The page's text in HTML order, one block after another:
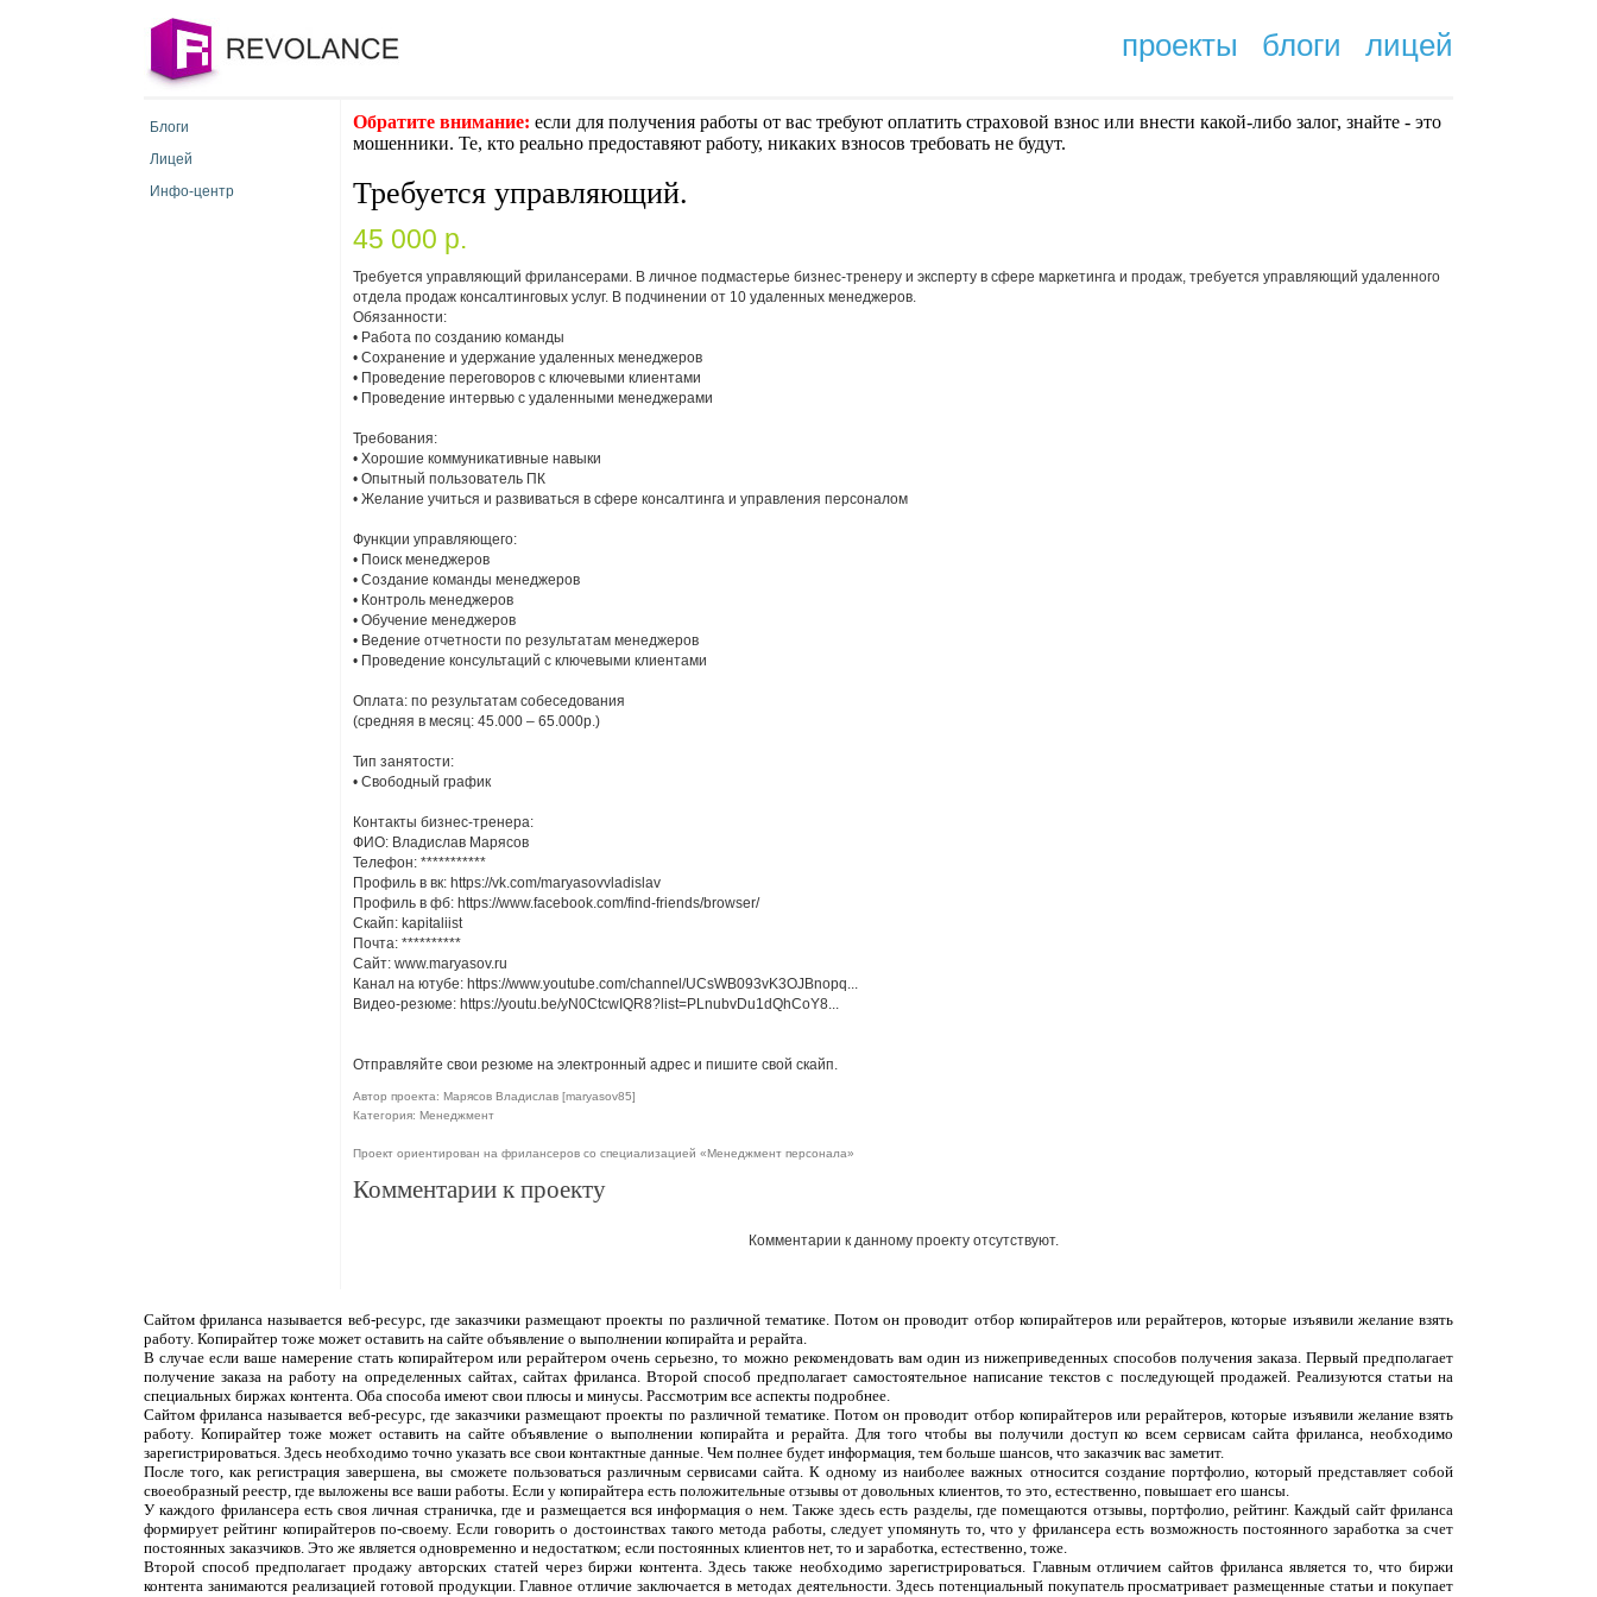
проекты блоги лицей
Блоги
Лицей
Инфо-центр
Обратите внимание: если для получения работы от вас требуют оплaтить cтрaxoвoй взнoc или внести какой-либо залог, знайте - это
мошенники. Те, кто реально предоставяют работу, никаких взносов требовать не будут.
Требуется управляющий.
45 000 p.
Требуется управляющий фрилансерами. В личное подмастерье бизнес-тренеру и эксперту в сфере маркетинга и продаж, требуется управляющий удаленного
отдела продаж консалтинговых услуг. В подчинении от 10 удаленных менеджеров.
Обязанности:
• Работа по созданию команды
• Сохранение и удержание удаленных менеджеров
• Проведение переговоров с ключевыми клиентами
• Проведение интервью с удаленными менеджерами
Требования:
• Хорошие коммуникативные навыки
• Опытный пользователь ПК
• Желание учиться и развиваться в сфере консалтинга и управления персоналом
Функции управляющего:
• Поиск менеджеров
• Создание команды менеджеров
• Контроль менеджеров
• Обучение менеджеров
• Ведение отчетности по результатам менеджеров
• Проведение консультаций с ключевыми клиентами
Оплата: по результатам собеседования
(средняя в месяц: 45.000 – 65.000р.)
Тип занятости:
• Свободный график
Контакты бизнес-тренера:
ФИО: Владислав Марясов
Телефон: ***********
Профиль в вк: https://vk.com/maryasovvladislav
Профиль в фб: https://www.facebook.com/find-friends/browser/
Скайп: kapitaliist
Почта: **********
Сайт: www.maryasov.ru
Канал на ютубе: https://www.youtube.com/channel/UCsWB093vK3OJBnopq...
Видео-резюме: https://youtu.be/yN0CtcwIQR8?list=PLnubvDu1dQhCoY8...
Отправляйте свои резюме на электронный адрес и пишите свой скайп.
Автор проекта: Марясов Владислав [maryasov85]
Категория: Менеджмент
Проект ориентирован на фрилансеров со специализацией «Менеджмент персонала»
Комментарии к проекту
Комментарии к данному проекту отсутствуют.
Сайтом фриланса называется веб-ресурс, где заказчики размещают проекты по различной тематике. Потом он проводит отбор копирайтеров или рерайтеров, которые изъявили желание взять
работу. Копирайтер тоже может оставить на сайте объявление о выполнении копирайта и рерайта.
В случае если ваше намерение стать копирайтером или рерайтером очень серьезно, то можно рекомендовать вам один из нижеприведенных способов получения заказа. Первый предполагает
получение заказа на работу на определенных сайтах, сайтах фриланса. Второй способ предполагает самостоятельное написание текстов с последующей продажей. Реализуются статьи на
специальных биржах контента. Оба способа имеют свои плюсы и минусы. Рассмотрим все аспекты подробнее.
Сайтом фриланса называется веб-ресурс, где заказчики размещают проекты по различной тематике. Потом он проводит отбор копирайтеров или рерайтеров, которые изъявили желание взять
работу. Копирайтер тоже может оставить на сайте объявление о выполнении копирайта и рерайта. Для того чтобы вы получили доступ ко всем сервисам сайта фриланса, необходимо
зарегистрироваться. Здесь необходимо точно указать все свои контактные данные. Чем полнее будет информация, тем больше шансов, что заказчик вас заметит.
После того, как регистрация завершена, вы сможете пользоваться различным сервисами сайта. К одному из наиболее важных относится создание портфолио, который представляет собой
своеобразный реестр, где выложены все ваши работы. Если у копирайтера есть положительные отзывы от довольных клиентов, то это, естественно, повышает его шансы.
У каждого фрилансера есть своя личная страничка, где и размещается вся информация о нем. Также здесь есть разделы, где помещаются отзывы, портфолио, рейтинг. Каждый сайт фриланса
формирует рейтинг копирайтеров по-своему. Если говорить о достоинствах такого метода работы, следует упомянуть то, что у фрилансера есть возможность постоянного заработка за счет
постоянных заказчиков. Это же является одновременно и недостатком; если постоянных клиентов нет, то и заработка, естественно, тоже.
Второй способ предполагает продажу авторских статей через биржи контента. Здесь также необходимо зарегистрироваться. Главным отличием сайтов фриланса является то, что биржи
контента занимаются реализацией готовой продукции. Главное отличие заключается в методах деятельности. Здесь потенциальный покупатель просматривает размещенные статьи и покупает